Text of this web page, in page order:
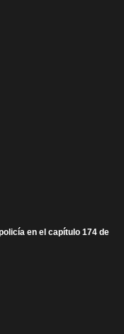
en el capítulo 174 de